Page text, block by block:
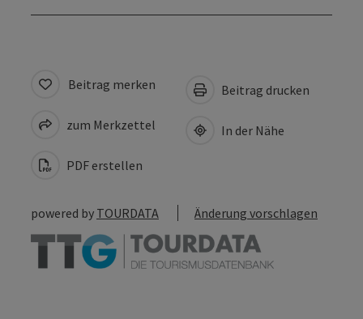
Beitrag merken
zum Merkzettel
PDF erstellen
Beitrag drucken
In der Nähe
powered by TOURDATA Änderung vorschlagen